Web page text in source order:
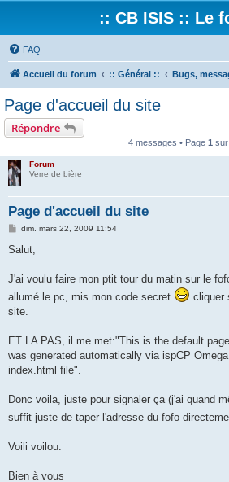
:: CB ISIS :: Le
FAQ
Accueil du forum :: Général :: Bugs,
Page d'accueil du site
Répondre
4 messages • Page 1 sur
Forum
Verre de bière
Page d'accueil du site
M
s
g
dim. mars 22, 2009 11:54
Salut,
J'ai voulu faire mon ptit tour du matin sur le
allumé le pc, mis mon code secret
cliquer
site.
ET LA PAS, il me met:"This is the default
was generated automatically via ispCP
index.html file".
Donc voila, juste pour signaler ça (j'ai quand
suffit juste de taper l'adresse du fofo
Voili voilou.
Bien à vous